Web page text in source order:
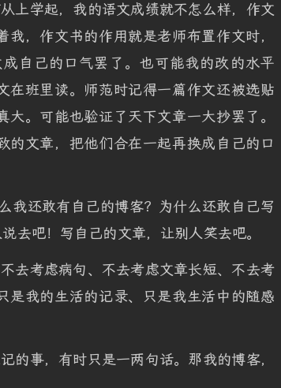
上学起，我的语文成绩就不怎么样，作文
，作文书的作用就是老师布置作文时，
自己的口气罢了。也可能我的改的水平
在班里读。师范时记得一篇作文还被选贴
。可能也验证了天下文章一大抄罢了。
的文章，把他们合在一起再换成自己的口
我还敢有自己的博客？为什么还敢自己写
去吧！写自己的文章，让别人笑去吧。
去考虑病句、不去考虑文章长短、不去考
是我的生活的记录、只是我生活中的随感
的事，有时只是一两句话。那我的博客，